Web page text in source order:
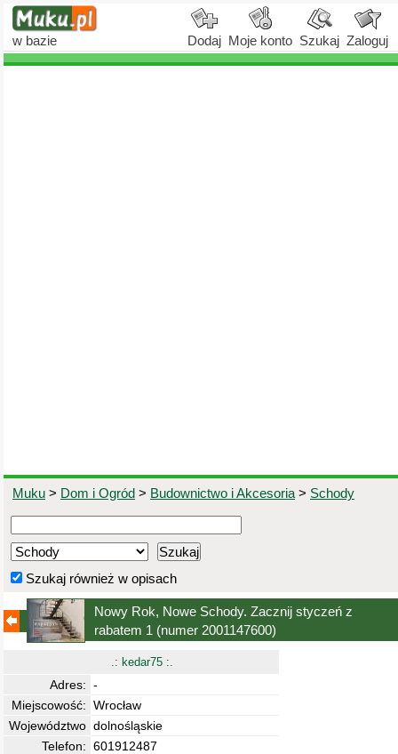
w bazie Dodaj Moje konto Szukaj Zaloguj
Muku > Dom i Ogród > Budownictwo i Akcesoria > Schody
Szukaj również w opisach
Nowy Rok, Nowe Schody. Zacznij styczeń z
rabatem 1 (numer 2001147600)
.: kedar75 :.
Adres: -
Miejscowość: Wrocław
Województwo dolnośląskie
Telefon: 601912487